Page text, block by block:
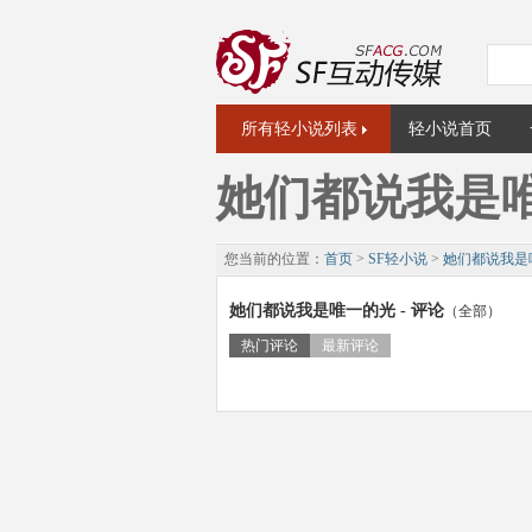
所有轻小说列表
轻小说首页
她们都说我是
您当前的位置： 首页 > SF轻小说 > 她们都说我是
她们都说我是唯一的光 - 评论 （全部）
热门评论 最新评论